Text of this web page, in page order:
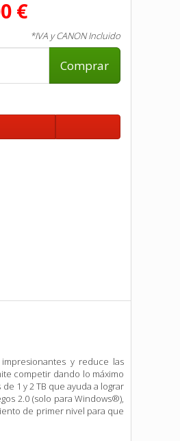
€
*IVA y CANON Incluido
Comprar
y reduce las
competir dando lo máximo
1 y 2 TB que ayuda a lograr
2.0 (solo para Windows®),
de primer nivel para que